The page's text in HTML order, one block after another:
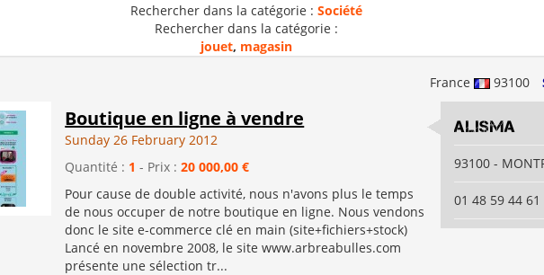
Rechercher dans la catégorie : Société
Rechercher dans la catégorie :
jouet, magasin
France 93100
Boutique en ligne à vendre
Sunday 26 February 2012
Quantité : 1 - Prix :20 000,00 €
Pour cause de double activité, nous n'avons plus le temps
de nous occuper de notre boutique en ligne. Nous vendons
donc le site e-commerce clé en main (site+fichiers+stock)
Lancé en novembre 2008, le site www.arbreabulles.com
présente une sélection tr...
ALISMA
93100 -
01 48 59 44 61